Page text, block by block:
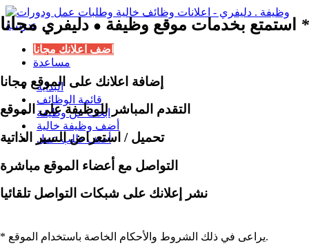
اضف اعلانك مجانا
مساعدة
البداية
قائمة الوظائف
ابحث عن وظيفة
أضف وظيفة خالية
أضف طلب عمل
استمتع بخدمات موقع وظيفة ● دليفريمجانا *
إضافة اعلانك على الموقع مجانا
التقدم المباشر للوظيفة على الموقع
تحميل / استعراض السير الذاتية
التواصل مع أعضاء الموقع مباشرة
نشر إعلانك على شبكات التواصل تلقائيا
* يراعى في ذلك الشروط والأحكام الخاصة باستخدام الموقع.